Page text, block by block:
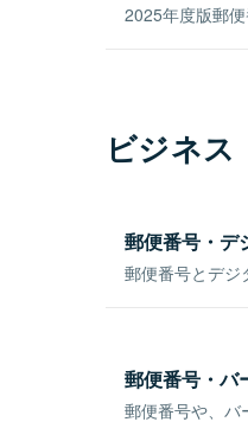
2025年度版郵
ビジネ
郵便番号・デ
郵便番号とデジ
郵便番号・バ
郵便番号や、バ